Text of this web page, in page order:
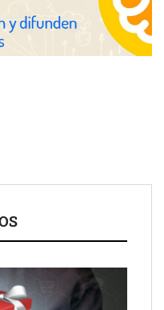
‘Talento Sénior’
por y para mayores
el primer semestre de 2026